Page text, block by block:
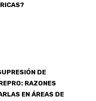
DE
RAZONES
EN ÁREAS DE